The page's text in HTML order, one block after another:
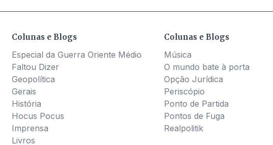
Colunas e Blogs
Especial da Guerra Oriente Médio
Faltou Dizer
Geopolítica
Gerais
História
Hocus Pocus
Imprensa
Livros
Colunas e Blogs
Música
O mundo bate à porta
Opção Jurídica
Periscópio
Ponto de Partida
Pontos de Fuga
Realpolitik